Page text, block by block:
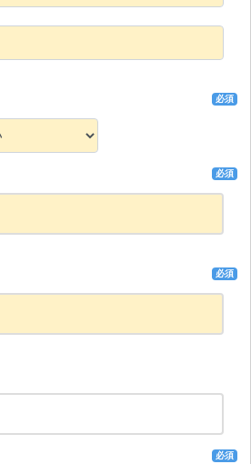
必須
必須
必須
必須